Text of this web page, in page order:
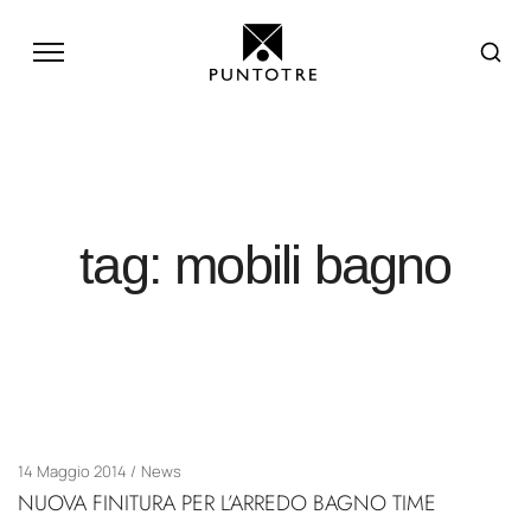
tag: mobili bagno
14 Maggio 2014 News
NUOVA FINITURA PER L’ARREDO BAGNO TIME